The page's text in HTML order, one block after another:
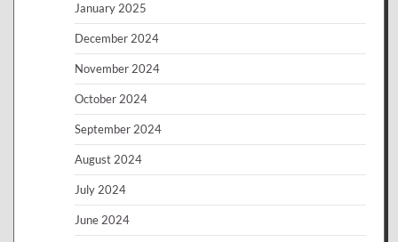
January 2025
December 2024
November 2024
October 2024
September 2024
August 2024
July 2024
June 2024